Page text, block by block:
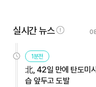
실시간 뉴스
1분전
北, 42일 만에 탄도미
습 앞두고 도발